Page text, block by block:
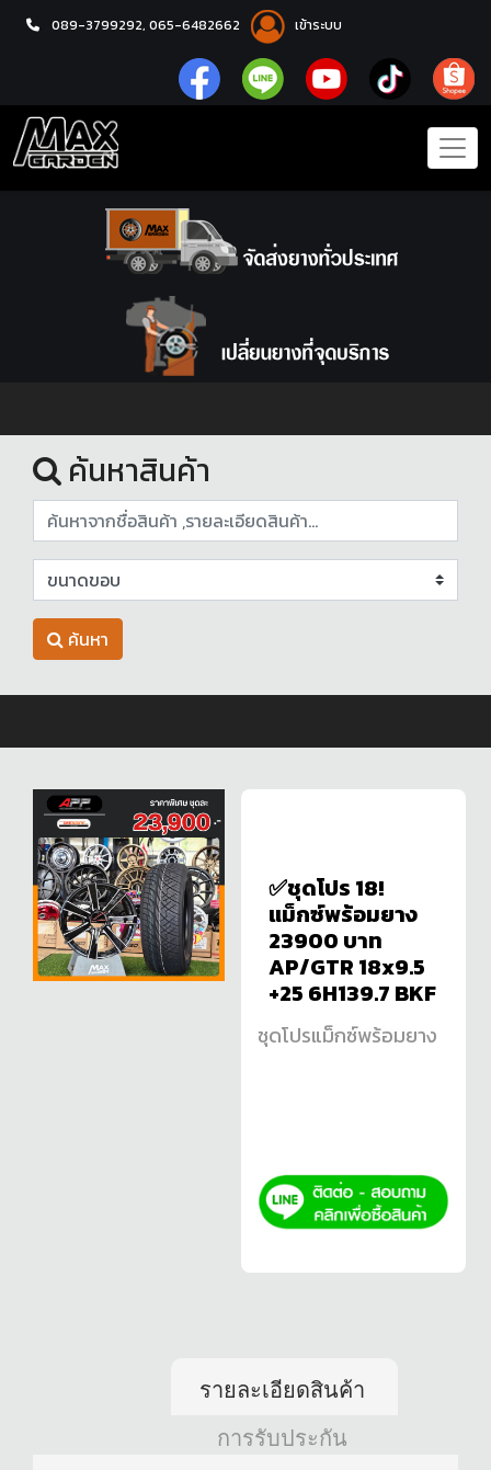
089-3799292, 065-6482662 เข้าระบบ
หน้าแรก
ค้นหาสินค้า
ค้นหา
✅ชุดโปร 18!
แม็กซ์พร้อมยาง
23900 บาท
AP/GTR 18x9.5
+25 6H139.7 BKF
ชุดโปรแม็กซ์พร้อมยาง
รายละเอียดสินค้า
การรับประกัน